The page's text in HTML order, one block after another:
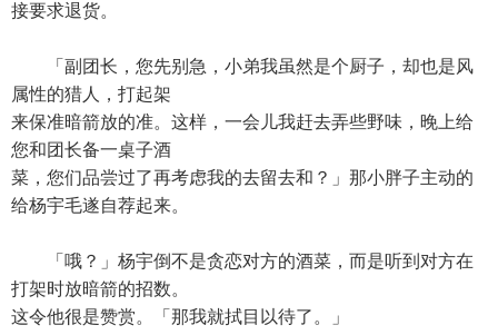
接要求退货。
「副团长，您先别急，小弟我虽然是个厨子，却也是风
属性的猎人，打起架
来保准暗箭放的准。这样，一会儿我赶去弄些野味，晚上给
您和团长备一桌子酒
菜，您们品尝过了再考虑我的去留去和？」那小胖子主动的
给杨宇毛遂自荐起来。
「哦？」杨宇倒不是贪恋对方的酒菜，而是听到对方在
打架时放暗箭的招数。
这令他很是赞赏。「那我就拭目以待了。」